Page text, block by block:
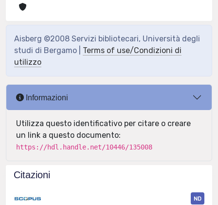
Aisberg ©2008 Servizi bibliotecari, Università degli
studi di Bergamo | Terms of use/Condizioni di
utilizzo
Informazioni
Utilizza questo identificativo per citare o creare
un link a questo documento:
https://hdl.handle.net/10446/135008
Citazioni
ND